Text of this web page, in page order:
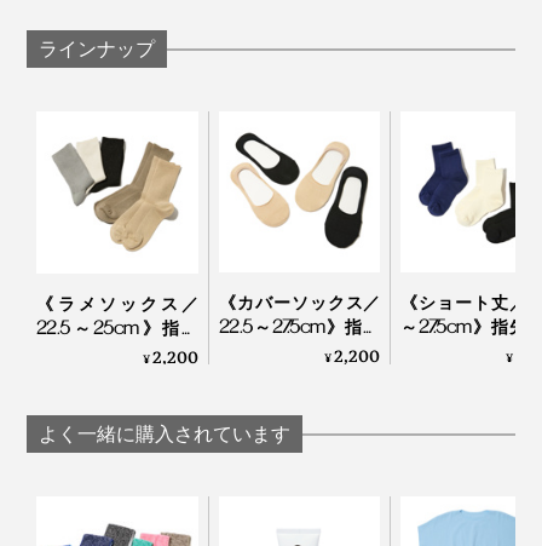
写真は、『AMIGAMI』シリーズの「スニーカー用」
和食の店で、友人の家で、靴を脱いであがる瞬間も安心
です。
汗のベタつき・ムレ・ニオイが、いつもより気にならな
くなる『AMIGAMI』は、靴下の新定番だと思います。
汗をいっぱいかいたら、もちろん、洗濯機洗いOK。ふ
つうのコットン靴下と同じ感覚ではいてください。
足指のまわりはもちろん、動きが大きいかかとや足首
も、まずズレません。足全体をキュッと支えてくれてい
激しく動くスポーツ全般におすすめです。
ラインナップ
《ラメソックス／
22.5～25cm》指先
のサラサラが続く！
AMIGAMI
¥2,200
《カバーソックス／
22.5～27.5cm》指先
のサラサラが続く！
AMIGAMI
¥2,200
《ショート丈／
～27.5cm》指先
ラサラが続く！
¥
よく一緒に購入されています